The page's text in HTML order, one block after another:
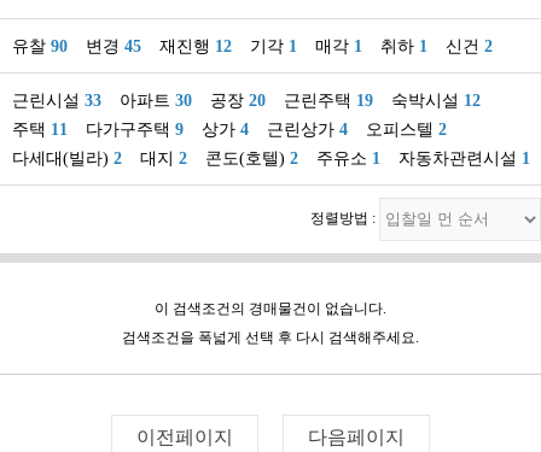
유찰 90 변경 45 재진행 12 기각 1 매각 1 취하 1 신건 2
근린시설 33 아파트 30 공장 20 근린주택 19 숙박시설 12
주택 11 다가구주택 9 상가 4 근린상가 4 오피스텔 2
다세대(빌라) 2 대지 2 콘도(호텔) 2 주유소 1 자동차관련시설 1
정렬방법 :
이 검색조건의 경매물건이 없습니다.
검색조건을 폭넓게 선택 후 다시 검색해주세요.
이전페이지 다음페이지